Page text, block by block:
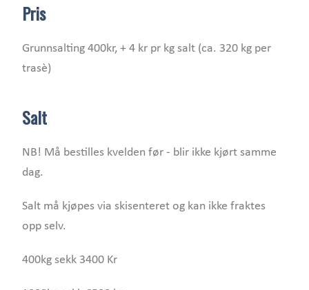
Pris
Grunnsalting 400kr, + 4 kr pr kg salt (ca. 320 kg per
trasè)
Salt
NB! Må bestilles kvelden før - blir ikke kjørt samme
dag.
Salt må kjøpes via skisenteret og kan ikke fraktes
opp selv.
400kg sekk 3400 Kr